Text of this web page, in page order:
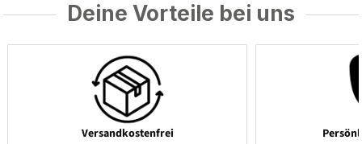
Deine Vorteile bei uns
Versandkostenfrei